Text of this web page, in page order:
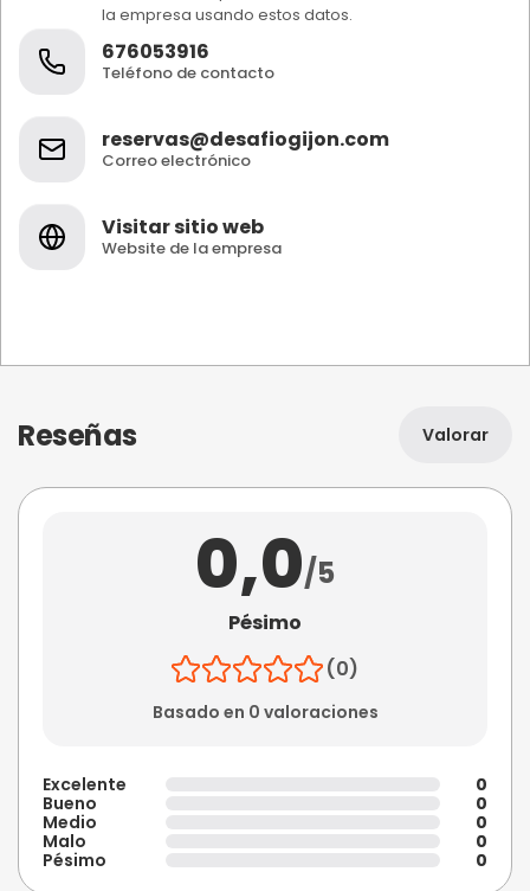
la empresa usando estos datos.
676053916
Teléfono de contacto
reservas@desafiogijon.com
Correo electrónico
Visitar sitio web
Website de la empresa
Reseñas Valorar
0,0/5
Pésimo
(0)
Basado en 0 valoraciones
Excelente
0
Bueno
0
Medio
0
Malo
0
Pésimo
0